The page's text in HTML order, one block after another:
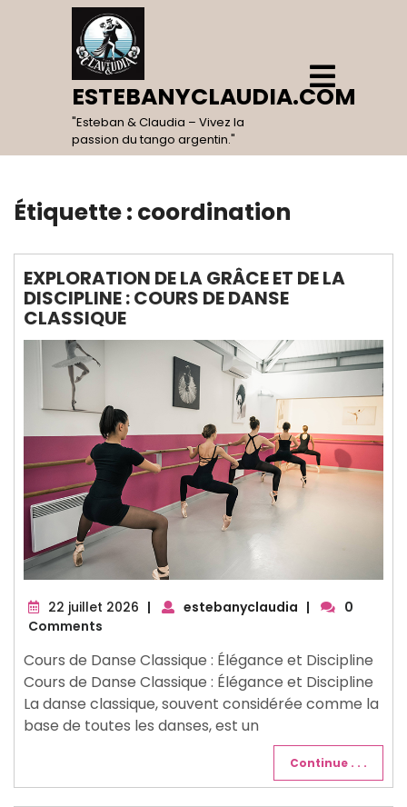
ESTEBANYCLAUDIA.COM
"Esteban & Claudia – Vivez la
passion du tango argentin."
Open
Menu
Étiquette : coordination
EXPLORATION DE LA GRÂCE ET DE LA
DISCIPLINE : COURS DE DANSE
CLASSIQUE
22 juillet 2026 22
| estebanyclaudia |
0
Comments
Cours de Danse Classique : Élégance et Discipline
Cours de Danse Classique : Élégance et Discipline
La danse classique, souvent considérée comme la
base de toutes les danses, est un
Continue . . .